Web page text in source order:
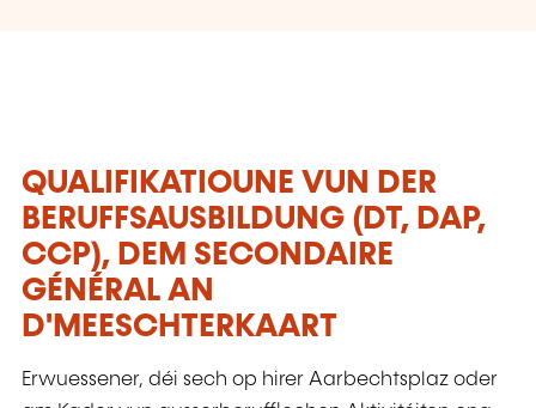
QUALIFIKATIOUNE VUN DER
BERUFFSAUSBILDUNG (DT, DAP,
CCP), DEM SECONDAIRE
GÉNÉRAL AN
D'MEESCHTERKAART
Erwuessener, déi sech op hirer Aarbechtsplaz oder